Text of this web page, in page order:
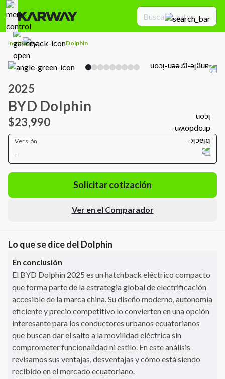
Inicio Dolphin
2025
BYD Dolphin
$23,990
Versión
-
Solicitar cotización
Ver en el Comparador
Lo que se dice del Dolphin
En conclusión
El BYD Dolphin 2025 es un hatchback eléctrico compacto
que forma parte de la estrategia global de electrificación
accesible de la marca china. Su diseño moderno, autonomía
eficiente y precio competitivo lo convierten en una opción
interesante para los conductores urbanos ecuatorianos
que buscan dar el salto a la movilidad eléctrica sin
comprometer funcionalidad ni estilo. En este análisis
revisamos sus ventajas, desventajas y cómo está siendo
recibido en el mercado ecuatoriano.